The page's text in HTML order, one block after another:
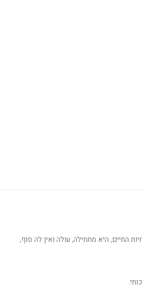
החיים, היא מתחילה, עולה ואין לה סוף,